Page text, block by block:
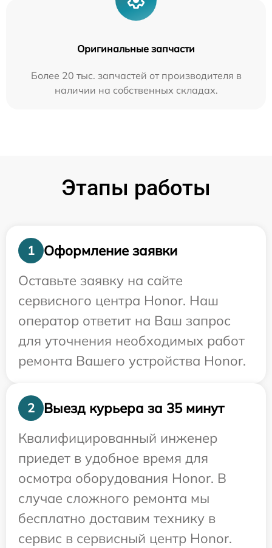
Оригинальные запчасти
Более 20 тыс. запчастей от производителя в
наличии на собственных складах.
Этапы работы
1
Оформление заявки
Оставьте заявку на сайте
сервисного центра Honor. Наш
оператор ответит на Ваш запрос
для уточнения необходимых работ
ремонта Вашего устройства Honor.
2
Выезд курьера за 35 минут
Квалифицированный инженер
приедет в удобное время для
осмотра оборудования Honor. В
случае сложного ремонта мы
бесплатно доставим технику в
сервис в сервисный центр Honor.